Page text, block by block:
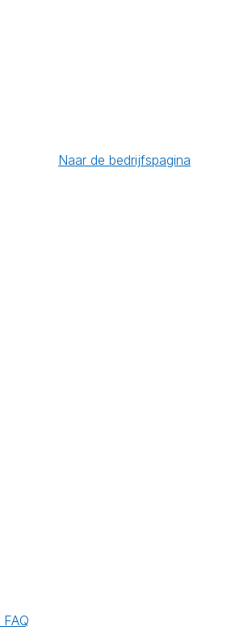
Naar de bedrijfspagina
FAQ